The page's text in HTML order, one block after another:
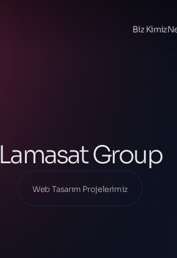
Biz Kimiz
Web Tasarım
Lamasat Group
Web Tasarım Projelerimiz